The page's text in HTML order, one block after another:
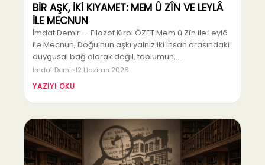
BİR AŞK, İKİ KIYAMET: MEM Û ZÎN VE LEYLÂ
İLE MECNUN
İmdat Demir — Filozof Kirpi ÖZET Mem û Zîn ile Leylâ
ile Mecnun, Doğu’nun aşkı yalnız iki insan arasındaki
duygusal bağ olarak değil, toplumun,…
İmdat Demir 12 Haziran 2026
YAZIYI OKU